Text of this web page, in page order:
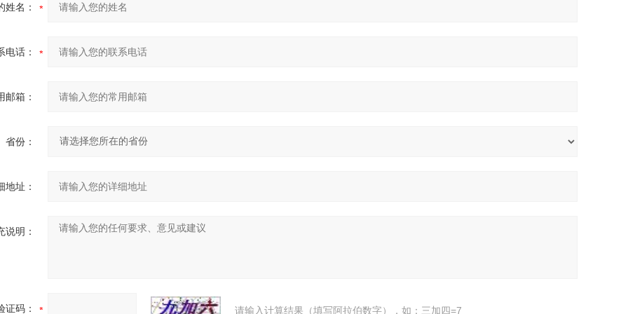
姓名：
电话：
邮箱：
省份：
地址：
说明：
证码： 请输入计算结果（填写阿拉伯数字），如：三加四=7